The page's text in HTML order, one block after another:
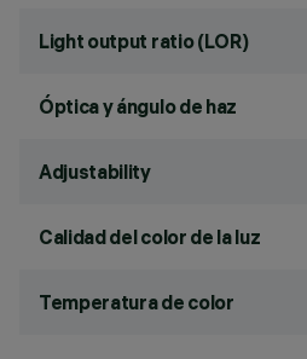
Light output ratio (LOR)
Óptica y ángulo de haz
Adjustability
Calidad del color de la luz
Temperatura de color